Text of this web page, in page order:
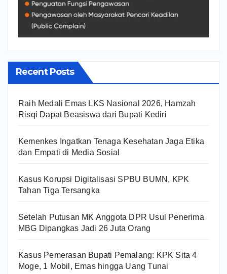
Recent Posts
Raih Medali Emas LKS Nasional 2026, Hamzah
Risqi Dapat Beasiswa dari Bupati Kediri
Kemenkes Ingatkan Tenaga Kesehatan Jaga Etika
dan Empati di Media Sosial
Kasus Korupsi Digitalisasi SPBU BUMN, KPK
Tahan Tiga Tersangka
Setelah Putusan MK Anggota DPR Usul Penerima
MBG Dipangkas Jadi 26 Juta Orang
Kasus Pemerasan Bupati Pemalang: KPK Sita 4
Moge, 1 Mobil, Emas hingga Uang Tunai